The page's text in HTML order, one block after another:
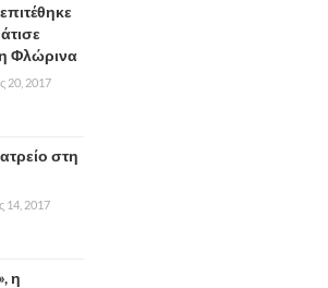
Φλώρινα
20, 2017
στη
14, 2017
η